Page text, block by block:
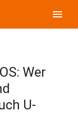
menu
Wer
U-